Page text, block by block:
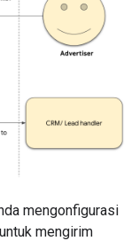
mengonfigurasi
mengirim